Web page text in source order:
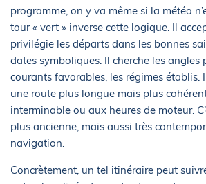
programme, on y va même si la météo
tour « vert » inverse cette logique. Il
privilégie les départs dans les bonnes
dates symboliques. Il cherche les angles
courants favorables, les régimes établis.
une route plus longue mais plus
interminable ou aux heures de moteur.
plus ancienne, mais aussi très
navigation.
Concrètement, un tel itinéraire peut